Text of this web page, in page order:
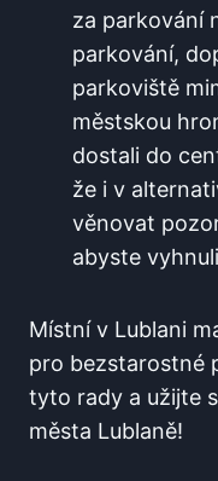
za parkování
parkování,
parkoviště
městskou
dostali do
že i v
věnovat
abyste
Místní v Lublani
pro bezstarostné
tyto rady a užijte
města Lublaně!